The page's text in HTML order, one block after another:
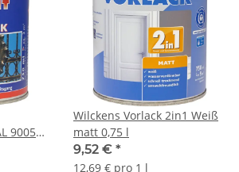
9005
0,75 l
Wilckens Vorlack 2in1 Weiß
matt 0,75 l
9,52 € *
12,69 € pro 1 l